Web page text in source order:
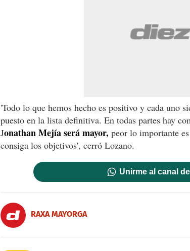
'Todo lo que hemos hecho es positivo y cada uno
puesto en la lista definitiva. En todas partes hay
Jonathan Mejía será mayor, peor lo importante
consiga los objetivos', cerró Lozano.
Unirme al canal
RAXA MAYORGA